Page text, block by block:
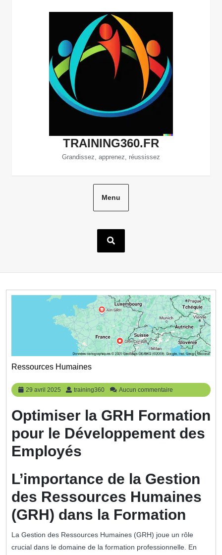
TRAINING360.FR
Grandissez, apprenez, réussissez
Menu
Ressources Humaines
29 avril 2025
29
avril
training360 training360
Aucun commentaire
Optimiser la GRH Formation
pour le Développement des
Employés
L’importance de la Gestion
des Ressources Humaines
(GRH) dans la Formation
La Gestion des Ressources Humaines (GRH) joue un rôle
crucial dans le domaine de la formation professionnelle. En